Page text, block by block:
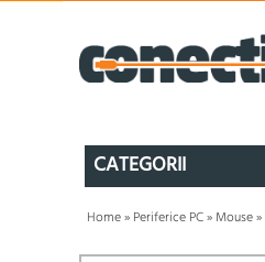
CATEGORII
Home» Periferice PC» Mouse»